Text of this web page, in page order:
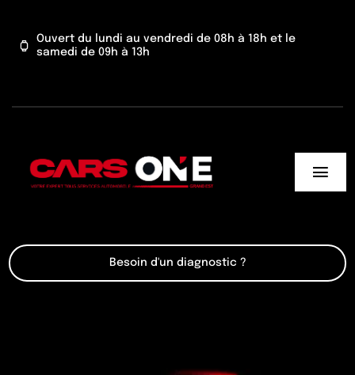
contenu
Ouvert du lundi au vendredi de 08h à 18h et le
samedi de 09h à 13h
Besoin d'un diagnostic ?